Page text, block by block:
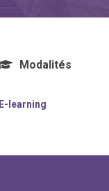
Modalités
E-learning